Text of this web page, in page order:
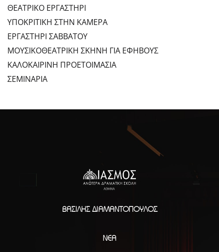
ΘΕΑΤΡΙΚΟ ΕΡΓΑΣΤΗΡΙ
ΥΠΟΚΡΙΤΙΚΗ ΣΤΗΝ ΚΑΜΕΡΑ
ΕΡΓΑΣΤΗΡΙ ΣΑΒΒΑΤΟΥ
ΜΟΥΣΙΚΟΘΕΑΤΡΙΚΗ ΣΚΗΝΗ ΓΙΑ ΕΦΗΒΟΥΣ
ΚΑΛΟΚΑΙΡΙΝΗ ΠΡΟΕΤΟΙΜΑΣΙΑ
ΣΕΜΙΝΑΡΙΑ
ΒΑΣΊΛΗΣ ΔΙΑΜΑΝΤΌΠΟΥΛΟΣ
ΝΈΑ